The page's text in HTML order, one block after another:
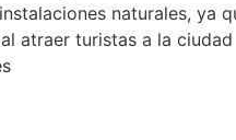
naturales, ya
atraer turistas a la ciudad